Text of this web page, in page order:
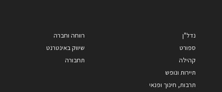
נדל"ן
ספורט
קהילה
תיירות ונופש
תרבות, חינוך ופנאי
רווחה וחברה
שיווק באינטרנט
תחבורה